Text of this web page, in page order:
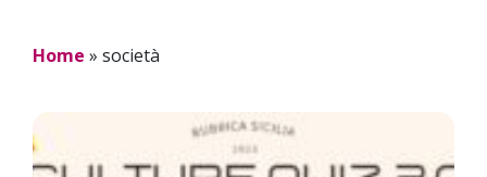
Home » società